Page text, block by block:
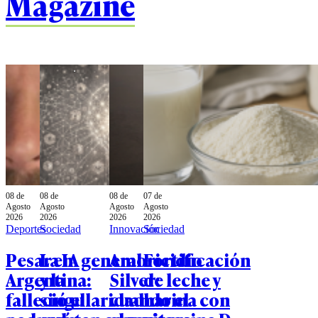
08 de
Agosto
2026
Deportes
Pesar en
Argentina:
falleció el
08 de
Agosto
2026
Sociedad
La IA general
y la
singularidad:
08 de
Agosto
2026
Innovación
Amoricidio
Silver:
cuando el
07 de
Agosto
2026
Sociedad
Fortificación
de leche y
harina con